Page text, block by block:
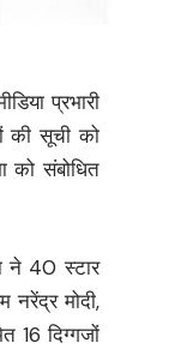
प्रभारी
की सूची को
को संबोधित
ने 40 स्टार
नरेंद्र मोदी,
16 दिग्गजों